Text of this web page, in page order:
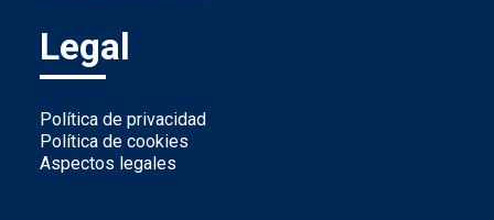
Legal
Política de privacidad
Política de cookies
Aspectos legales